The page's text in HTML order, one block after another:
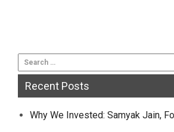
Recent Posts
Why We Invested: Samyak Jain,